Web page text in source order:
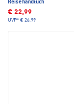
Reisehandtuch
€ 22,99
UVP* € 26,99